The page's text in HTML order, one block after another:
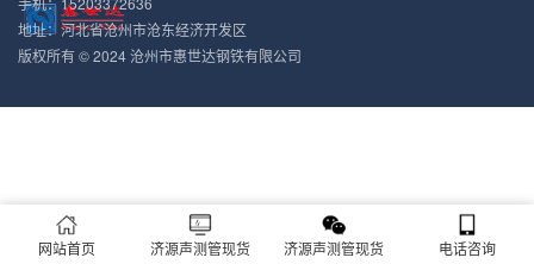
地址：河北省沧州市沧东经济开发区
版权所有 © 2024 沧州市惠世达钢铁有限公司
网站首页 济源声测管现货 济源声测管现货 电话咨询